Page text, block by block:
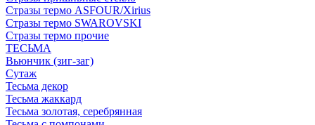
Стразы термо ASFOUR/Xirius
Стразы термо SWAROVSKI
Стразы термо прочие
ТЕСЬМА
Вьюнчик (зиг-заг)
Сутаж
Тесьма декор
Тесьма жаккард
Тесьма золотая, серебрянная